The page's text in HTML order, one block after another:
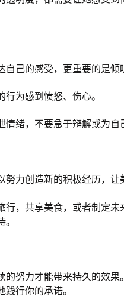
己的感受，更重要的是倾
为感到愤怒、伤心。
绪，不要急于辩解或为自
力创造新的积极经历，让
行，共享美食，或者制定
的努力才能带来持久的效
行你的承诺。